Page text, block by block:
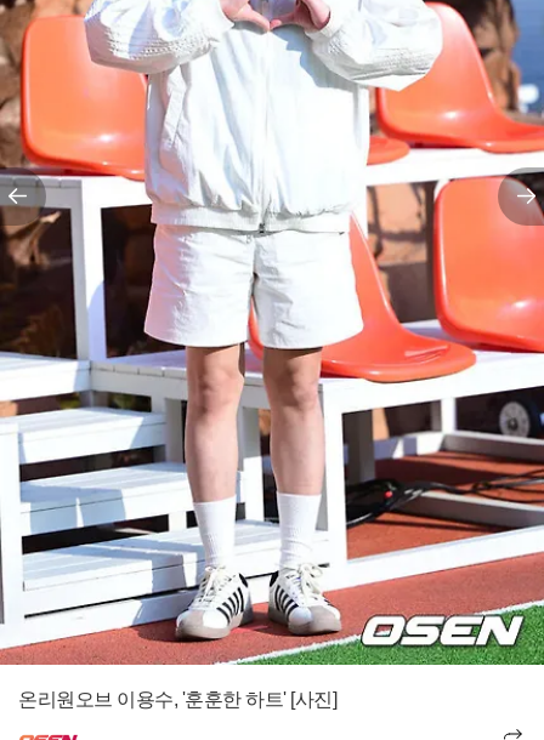
온리원오브 이용수, '훈훈한 하트' [사진]